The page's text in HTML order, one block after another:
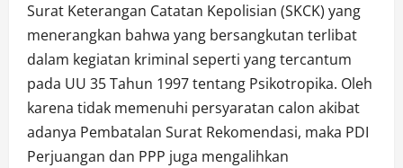
Surat Keterangan Catatan Kepolisian (SKCK) yang
menerangkan bahwa yang bersangkutan terlibat
dalam kegiatan kriminal seperti yang tercantum
pada UU 35 Tahun 1997 tentang Psikotropika. Oleh
karena tidak memenuhi persyaratan calon akibat
adanya Pembatalan Surat Rekomendasi, maka PDI
Perjuangan dan PPP juga mengalihkan